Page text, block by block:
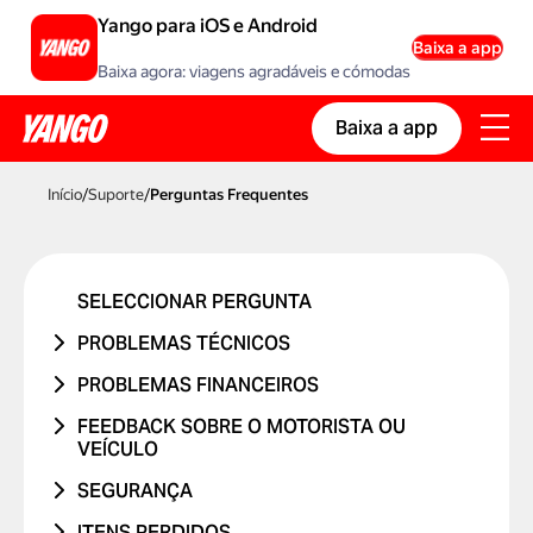
Yango para iOS e Android
Baixa agora: viagens agradáveis e cómodas
Baixa a app
Baixa a app
Início/Suporte/Perguntas Frequentes
SELECCIONAR PERGUNTA
PROBLEMAS TÉCNICOS
SESSÃO
PROBLEMA COM UM CÓDIGO
PROMOCIONAL
PROBLEMAS COM CARTÃO BANCÁRIO
PROBLEMAS FINANCEIROS
FUI COBRADO DUAS VEZES
O PREÇO MUDOU
FEEDBACK SOBRE O MOTORISTA OU
VEÍCULO
SEGURANÇA